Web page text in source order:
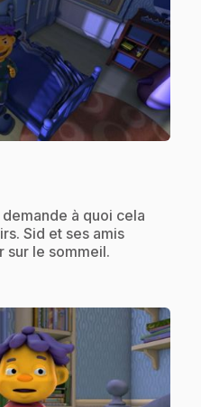
à quoi cela
Sid et ses amis
sur le sommeil.